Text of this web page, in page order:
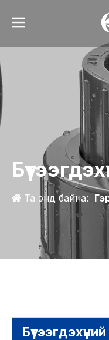
Та энд байна: